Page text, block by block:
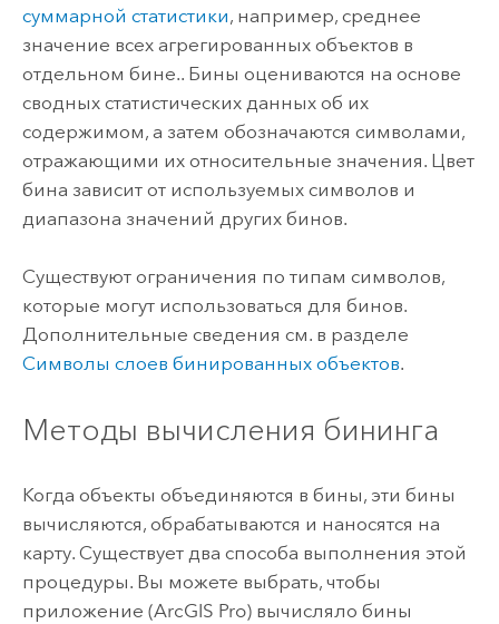
суммарной статистики, например, среднее
значение всех агрегированных объектов в
отдельном бине.. Бины оцениваются на основе
сводных статистических данных об их
содержимом, а затем обозначаются символами,
отражающими их относительные значения. Цвет
бина зависит от используемых символов и
диапазона значений других бинов.
Существуют ограничения по типам символов,
которые могут использоваться для бинов.
Дополнительные сведения см. в разделе
Символы слоев бинированных объектов.
Методы вычисления бининга
Когда объекты объединяются в бины, эти бины
вычисляются, обрабатываются и наносятся на
карту. Существует два способа выполнения этой
процедуры. Вы можете выбрать, чтобы
приложение (ArcGIS Pro) вычисляло бины